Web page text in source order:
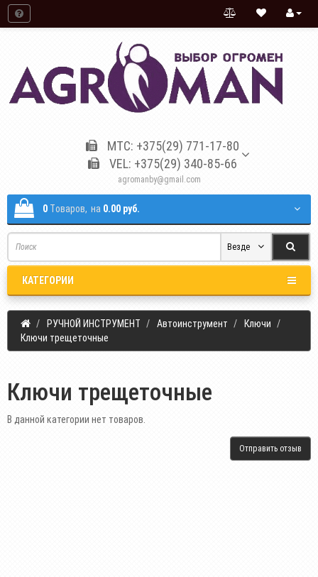
МТС: +375(29) 771-17-80
VEL: +375(29) 340-85-66
agromanby@gmail.com
0 Tоваров, на 0.00 руб.
Везде
КАТЕГОРИИ
РУЧНОЙ ИНСТРУМЕНТ Автоинструмент
Ключи
Ключи трещеточные
Ключи трещеточные
В данной категории нет товаров.
Отправить отзыв